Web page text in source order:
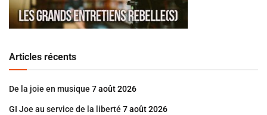
Articles récents
De la joie en musique 7 août 2026
GI Joe au service de la liberté 7 août 2026